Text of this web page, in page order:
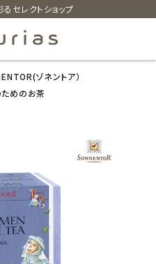
セレクトショップ
search
ゾネントア）
めのお茶